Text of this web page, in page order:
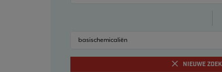
basischemicaliën
NIEUWE